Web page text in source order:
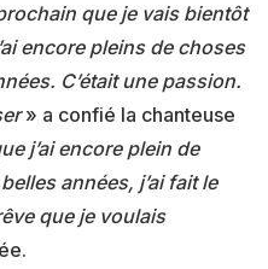
que je vais bientôt
encore pleins de choses
C’était une passion.
» a confié la chanteuse
j’ai encore plein de
années, j’ai fait le
que je voulais